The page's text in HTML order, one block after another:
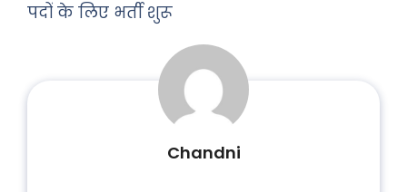
पदों के लिए भर्ती शुरू
Chandni